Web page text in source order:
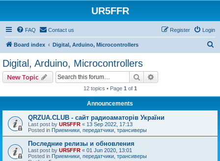
UR5FFR
FAQ Contact us Login
Register
Board index Digital, Arduino, Microcontrollers
Digital, Arduino, Microcontrollers
New Topic Search
12 topics • Page 1 of 1
Announcements
QRZUA.CLUB - сайт радиоаматорів України
Last post by UR5FFR « 13 Sep 2022, 17:13
Posted in Приемники, передатчики, трансиверы
Последние релизы и обновления
Last post by UR5FFR « 01 Jun 2020, 13:01
Posted in Приемники, передатчики, трансиверы